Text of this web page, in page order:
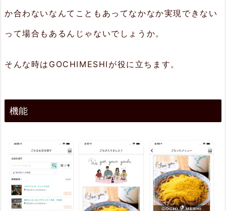
ち
る
ま
と
め
か合わないなんてこともあってなかなか実現できない
って場合もあるんじゃないでしょうか。
そんな時はGOCHIMESHIが役に立ちます。
機能